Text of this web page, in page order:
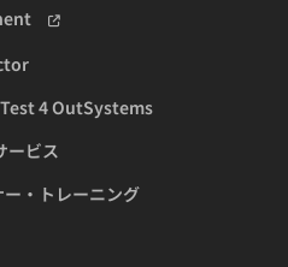
4 OutSystems
ービス
・トレーニング